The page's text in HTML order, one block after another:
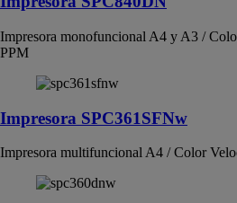
Impresora monofuncional A4 y A3 /
PPM
Impresora SPC361SFNw
Impresora multifuncional A4 / Color